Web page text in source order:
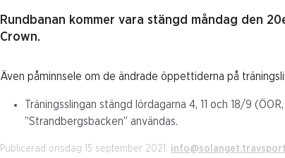
Rundbanan kommer vara stängd måndag den
Crown.
Även påminnsele om de ändrade öppettiderna på
Träningsslingan stängd lördagarna 4, 11 och 18/9
”Strandbergsbacken” användas.
Publicerad onsdag 15 september 2021.